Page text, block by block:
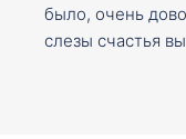
было, очень
слезы счастья